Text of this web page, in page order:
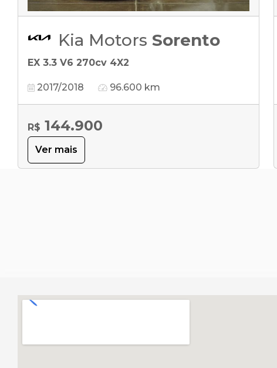
Kia Motors Sorento
EX 3.3 V6 270cv 4X2
2017/2018 96.600 km
R$ 144.900
Ver mais